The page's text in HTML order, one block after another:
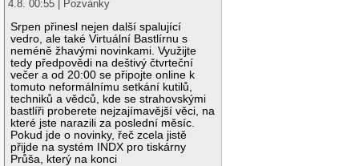
4.8. 00:55 | Pozvánky
Srpen přinesl nejen další spalující
vedro, ale také Virtuální Bastlírnu s
neméně žhavými novinkami. Využijte
tedy předpovědi na deštivý čtvrteční
večer a od 20:00 se připojte online k
tomuto neformálnímu setkání kutilů,
techniků a vědců, kde se strahovskými
bastlíři proberete nejzajímavější věci, na
které jste narazili za poslední měsíc.
Pokud jde o novinky, řeč zcela jistě
přijde na systém INDX pro tiskárny
Průša, který na konci